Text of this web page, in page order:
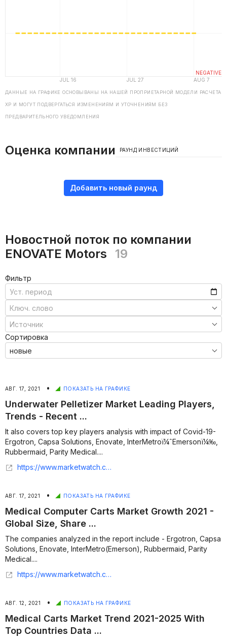
ДАННЫЕ НА ГРАФИКЕ ОСНОВЫВАНЫ НА НАШЕЙ ПРОПРИЕТАРНОЙ МОДЕЛИ РАСЧЕТА
ХP И МОГУТ ПОДВЕРГАТЬСЯ ИЗМЕНЕНИЯМ И УТОЧНЕНИЯМ БЕЗ
ПРЕДВАРИТЕЛЬНОГО УВЕДОМЛЕНИЯ
Оценка компании РАУНД ИНВЕСТИЦИЙ
Добавить новый раунд
Новостной поток по компании
ENOVATE Motors
19
Фильтр
Сортировка
АВГ. 17, 2021 • ПОКАЗАТЬ НА ГРАФИКЕ
Underwater Pelletizer Market Leading Players,
Trends - Recent ...
It also covers top key players analysis with impact of Covid-19-
Ergotron, Capsa Solutions, Enovate, InterMetroï¼ˆEmersonï¼‰,
Rubbermaid, Parity Medical....
https://www.marketwatch.com/press-release/underwater-pelletizer-market-leading-players-trends---recent-industry-trends-global-insights-and-demand-growth-size-revenue-2021-to-2027-2021-08-16?tesla=y
АВГ. 17, 2021 • ПОКАЗАТЬ НА ГРАФИКЕ
Medical Computer Carts Market Growth 2021 -
Global Size, Share ...
The companies analyzed in the report include - Ergotron, Capsa
Solutions, Enovate, InterMetro(Emerson), Rubbermaid, Parity
Medical....
https://www.marketwatch.com/press-release/medical-computer-carts-market-growth-2021---global-size-share-industry-demand-ongoing-trends-recent-developments-future-strategic-planning-business-overview-covid-19-impact-and-forecast-2027-2021-08-16
АВГ. 12, 2021 • ПОКАЗАТЬ НА ГРАФИКЕ
Medical Carts Market Trend 2021-2025 With
Top Countries Data ...